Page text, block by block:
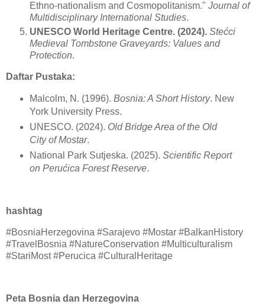
Ethno-nationalism and Cosmopolitanism." Journal of
Multidisciplinary International Studies.
UNESCO World Heritage Centre. (2024). Stećci
Medieval Tombstone Graveyards: Values and
Protection.
Daftar Pustaka:
Malcolm, N. (1996). Bosnia: A Short History. New
York University Press.
UNESCO. (2024). Old Bridge Area of the Old
City of Mostar.
National Park Sutjeska. (2025). Scientific Report
on Perućica Forest Reserve.
hashtag
#BosniaHerzegovina #Sarajevo #Mostar #BalkanHistory
#TravelBosnia #NatureConservation #Multiculturalism
#StariMost #Perucica #CulturalHeritage
Peta Bosnia dan Herzegovina